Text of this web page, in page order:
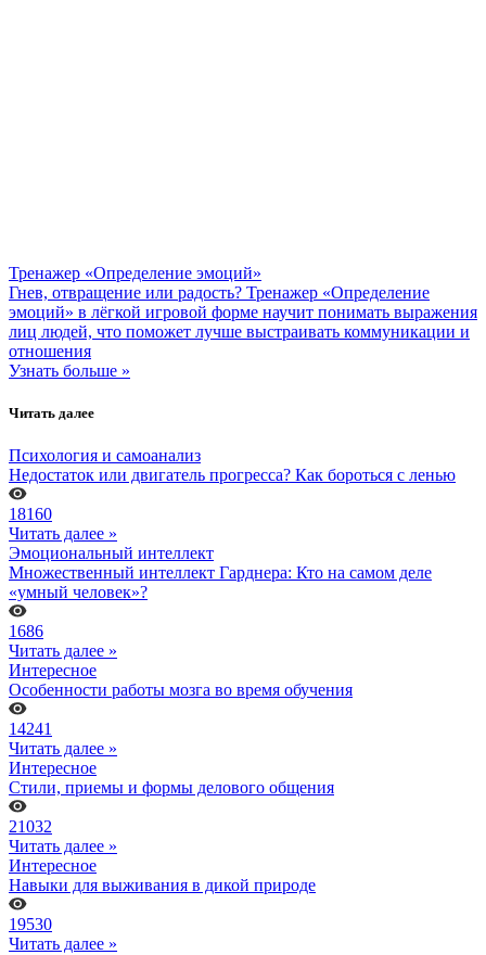
Тренажер «Определение эмоций»
Гнев, отвращение или радость? Тренажер «Определение
эмоций» в лёгкой игровой форме научит понимать выражения
лиц людей, что поможет лучше выстраивать коммуникации и
отношения
Узнать больше »
Читать далее
Психология и самоанализ
Недостаток или двигатель прогресса? Как бороться с ленью
18160
Читать далее »
Эмоциональный интеллект
Множественный интеллект Гарднера: Кто на самом деле
«умный человек»?
1686
Читать далее »
Интересное
Особенности работы мозга во время обучения
14241
Читать далее »
Интересное
Стили, приемы и формы делового общения
21032
Читать далее »
Интересное
Навыки для выживания в дикой природе
19530
Читать далее »